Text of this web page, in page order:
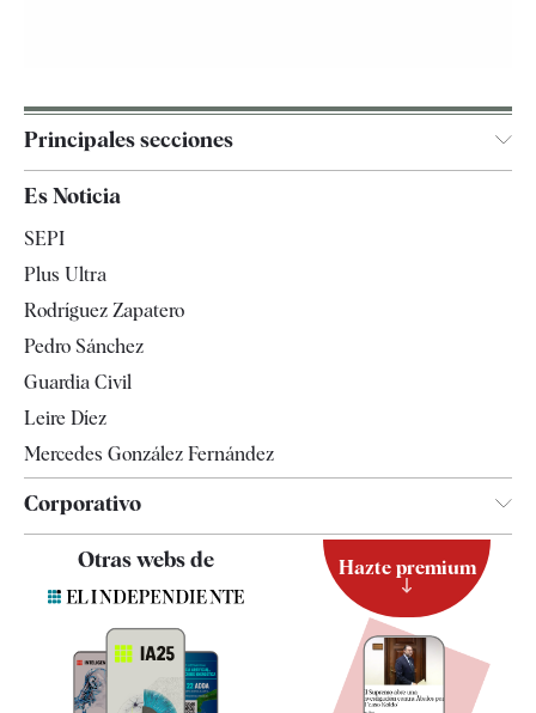
Principales secciones
España
Televisión
Es Noticia
SEPI
Plus Ultra
Rodríguez Zapatero
Pedro Sánchez
Guardia Civil
Leire Díez
Mercedes González Fernández
Corporativo
Contacto
Quiénes somos
Otras webs de Hazte premium